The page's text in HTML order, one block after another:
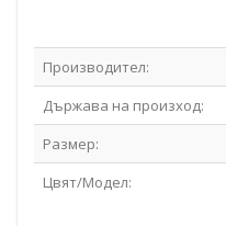
Производител:
Държава на произход:
Размер:
Цвят/Модел: